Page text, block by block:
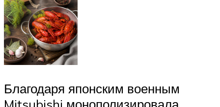
Благодаря японским военным